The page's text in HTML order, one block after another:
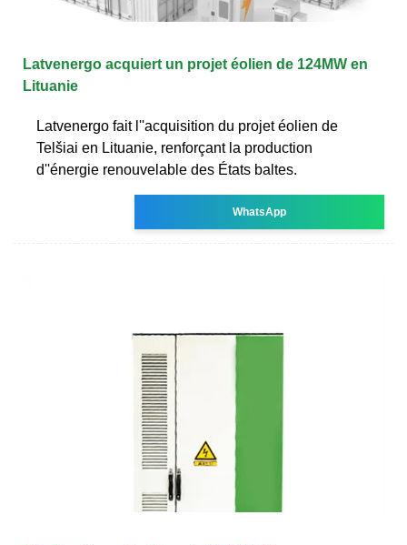
Latvenergo acquiert un projet éolien de 124MW en
Lituanie
Latvenergo fait l''acquisition du projet éolien de
Telšiai en Lituanie, renforçant la production
d''énergie renouvelable des États baltes.
WhatsApp